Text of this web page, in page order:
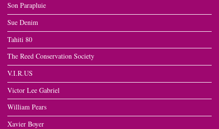
Son Parapluie
Sue Denim
Tahiti 80
The Reed Conservation Society
V.I.R.US
Victor Lee Gabriel
William Pears
Xavier Boyer